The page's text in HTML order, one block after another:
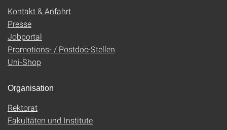
Kontakt & Anfahrt
Presse
Jobportal
Promotions- / Postdoc-Stellen
Uni-Shop
Organisation
Rektorat
Fakultäten und Institute